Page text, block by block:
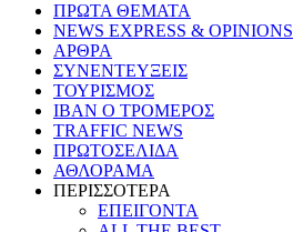
ΠΡΩΤΑ ΘΕΜΑΤΑ
NEWS EXPRESS & OPINIONS
ΑΡΘΡΑ
ΣΥΝΕΝΤΕΥΞΕΙΣ
ΤΟΥΡΙΣΜΟΣ
ΙΒΑΝ Ο ΤΡΟΜΕΡΟΣ
TRAFFIC NEWS
ΠΡΩΤΟΣΕΛΙΔΑ
ΑΘΛΟΡΑΜΑ
ΠΕΡΙΣΣΟΤΕΡΑ
ΕΠΕΙΓΟΝΤΑ